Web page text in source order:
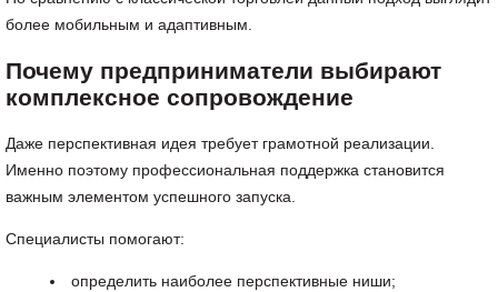
более мобильным и адаптивным.
Почему предприниматели выбирают
комплексное сопровождение
Даже перспективная идея требует грамотной реализации.
Именно поэтому профессиональная поддержка становится
важным элементом успешного запуска.
Специалисты помогают:
определить наиболее перспективные ниши;